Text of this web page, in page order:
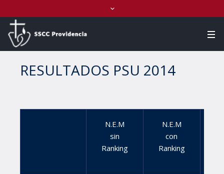
RESULTADOS PSU 2014
N.E.M
sin
Ranking
N.E.M
con
Ranking